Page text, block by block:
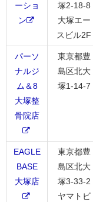
ーショ
ン
塚2-18-8
大塚エー
スビル2F
パーソ
ナルジ
ム＆8
大塚整
骨院店
東京都豊
島区北大
塚1-14-7
EAGLE
BASE
大塚店
東京都豊
島区北大
塚3-33-2
ヤマトビ